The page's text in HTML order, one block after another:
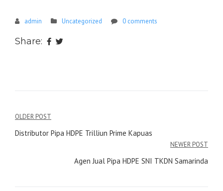
admin Uncategorized 0 comments
Share:
Navigasi
pos
OLDER POST
Distributor Pipa HDPE Trilliun Prime Kapuas
NEWER POST
Agen Jual Pipa HDPE SNI TKDN Samarinda